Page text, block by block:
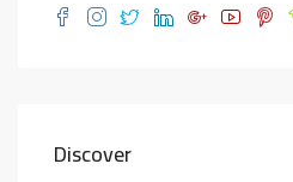
Discover